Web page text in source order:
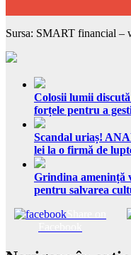
Sursa: SMART financial
Colosii lumii
forțele pentru a
Scandal uriaș!
lei la o firmă de
Grindina amenință
pentru salvarea